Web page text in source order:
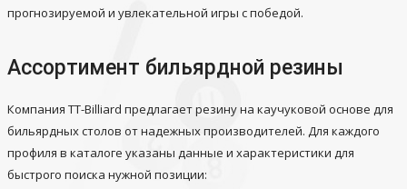
прогнозируемой и увлекательной игры с победой.
Ассортимент бильярдной резины
Компания TT-Billiard предлагает резину на каучуковой основе для
бильярдных столов от надежных производителей. Для каждого
профиля в каталоге указаны данные и характеристики для
быстрого поиска нужной позиции: